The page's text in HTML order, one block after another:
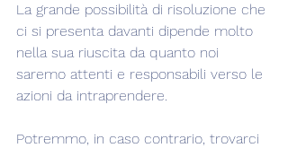
La grande possibilità di risoluzione che
ci si presenta davanti dipende molto
nella sua riuscita da quanto noi
saremo attenti e responsabili verso le
azioni da intraprendere.
Potremmo, in caso contrario, trovarci